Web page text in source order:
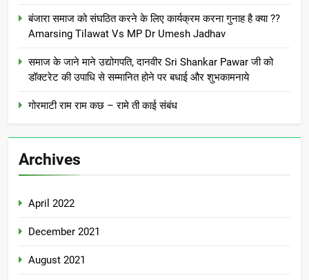
बंजारा समाज को संघठित करने के लिए कार्यक्रम करना गुनाह है क्या ??
Amarsing Tilawat Vs MP Dr Umesh Jadhav
समाज के जाने माने उद्योगपति, दानवीर Sri Shankar Pawar जी को
डॉक्टरेट की उपाधि से सम्मानित होने पर बधाई और शुभकामनाये
गोरमाटी राम राम कछ – रामे ती काई संबंध
Archives
April 2022
December 2021
August 2021